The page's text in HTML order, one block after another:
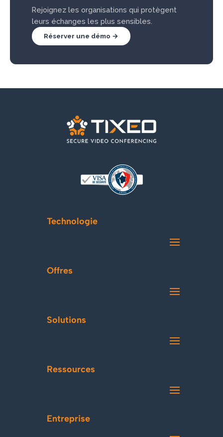
Rejoignez les organisations qui protègent
leurs échanges les plus sensibles.
Réserver une démo →
Technologie
Offres
Solutions
Ressources
Entreprise